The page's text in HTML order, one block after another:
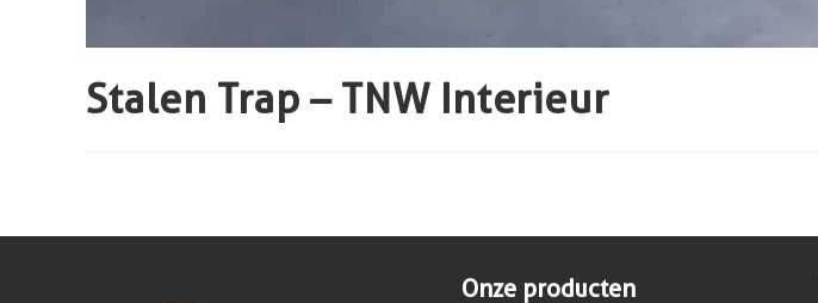
Stalen Trap – TNW Interieur
Onze producten